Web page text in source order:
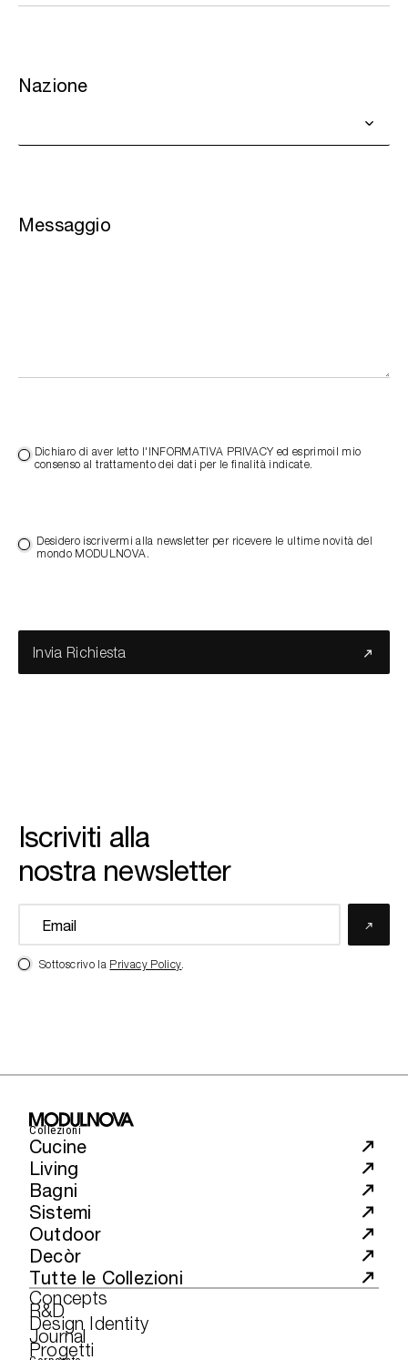
Nazione
Messaggio
Dichiaro di aver letto l'INFORMATIVA PRIVACY ed esprimoil mio
consenso al trattamento dei dati per le finalità indicate.
Desidero iscrivermi alla newsletter per ricevere le ultime novità del
mondo MODULNOVA.
Invia Richiesta
Iscriviti alla
nostra newsletter
Sottoscrivo la Privacy Policy.
Collezioni
Cucine
Living
Bagni
Sistemi
Outdoor
Decòr
Tutte le Collezioni
Concepts
R&D
Design Identity
Journal
Progetti